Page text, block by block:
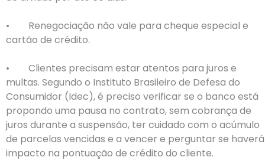
• Renegociação não vale para cheque especial e
cartão de crédito.
• Clientes precisam estar atentos para juros e
multas. Segundo o Instituto Brasileiro de Defesa do
Consumidor (Idec), é preciso verificar se o banco está
propondo uma pausa no contrato, sem cobrança de
juros durante a suspensão, ter cuidado com o acúmulo
de parcelas vencidas e a vencer e perguntar se haverá
impacto na pontuação de crédito do cliente.